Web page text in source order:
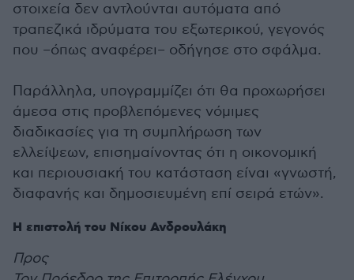
στοιχεία δεν αντλούνται αυτόματα από
τραπεζικά ιδρύματα του εξωτερικού, γεγονός
που –όπως αναφέρει– οδήγησε στο σφάλμα.
Παράλληλα, υπογραμμίζει ότι θα προχωρήσει
άμεσα στις προβλεπόμενες νόμιμες
διαδικασίες για τη συμπλήρωση των
ελλείψεων, επισημαίνοντας ότι η οικονομική
και περιουσιακή του κατάσταση είναι «γνωστή,
διαφανής και δημοσιευμένη επί σειρά ετών».
Η επιστολή του Νίκου Ανδρουλάκη
Προς